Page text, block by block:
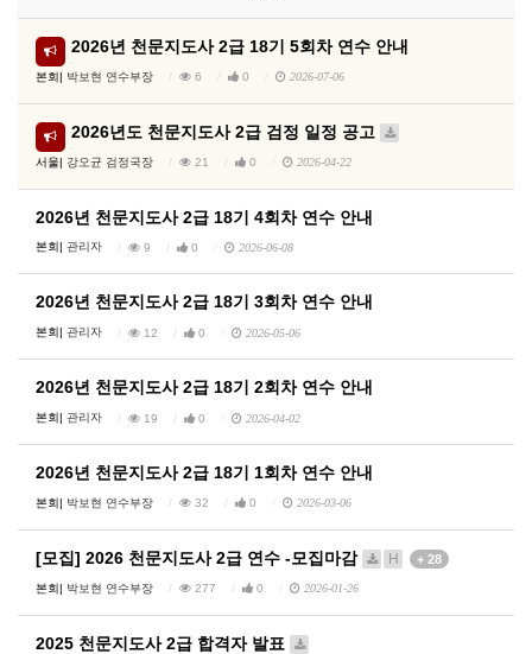
2026년 천문지도사 2급 18기 5회차 연수 안내
본회| 박보현 연수부장 6 0 2026-07-06
2026년도 천문지도사 2급 검정 일정 공고
서울| 강오균 검정국장 21 0 2026-04-22
2026년 천문지도사 2급 18기 4회차 연수 안내
본회| 관리자 9 0 2026-06-08
2026년 천문지도사 2급 18기 3회차 연수 안내
본회| 관리자 12 0 2026-05-06
2026년 천문지도사 2급 18기 2회차 연수 안내
본회| 관리자 19 0 2026-04-02
2026년 천문지도사 2급 18기 1회차 연수 안내
본회| 박보현 연수부장 32 0 2026-03-06
[모집] 2026 천문지도사 2급 연수 -모집마감 H + 28
본회| 박보현 연수부장 277 0 2026-01-26
2025 천문지도사 2급 합격자 발표